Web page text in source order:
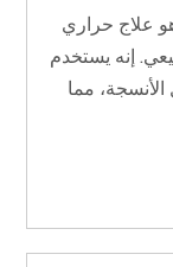
علاج حراري
إنه يستخدم
الأنسجة، مما